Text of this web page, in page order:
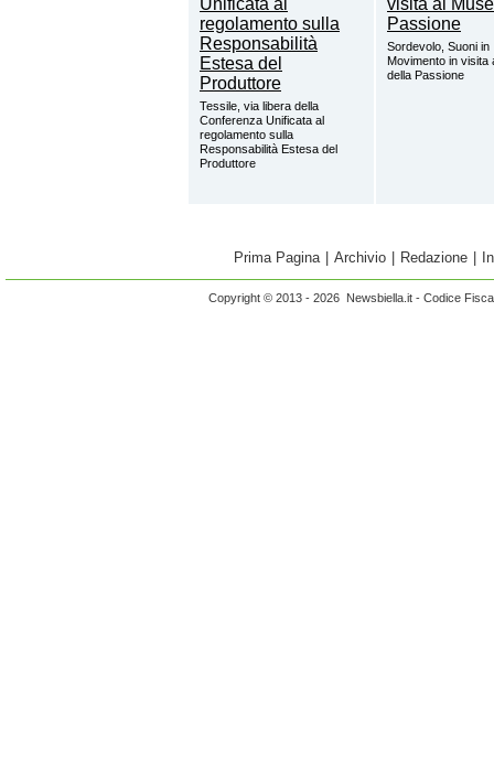
Tessile, via libera della
Conferenza Unificata al
regolamento sulla
Responsabilità Estesa del
Produttore
Sordevolo, Suoni in
Movimento in visita
della Passione
Prima Pagina | Archivio | Redazione |
Copyright © 2013 - 2026 Newsbiella.it - Codice